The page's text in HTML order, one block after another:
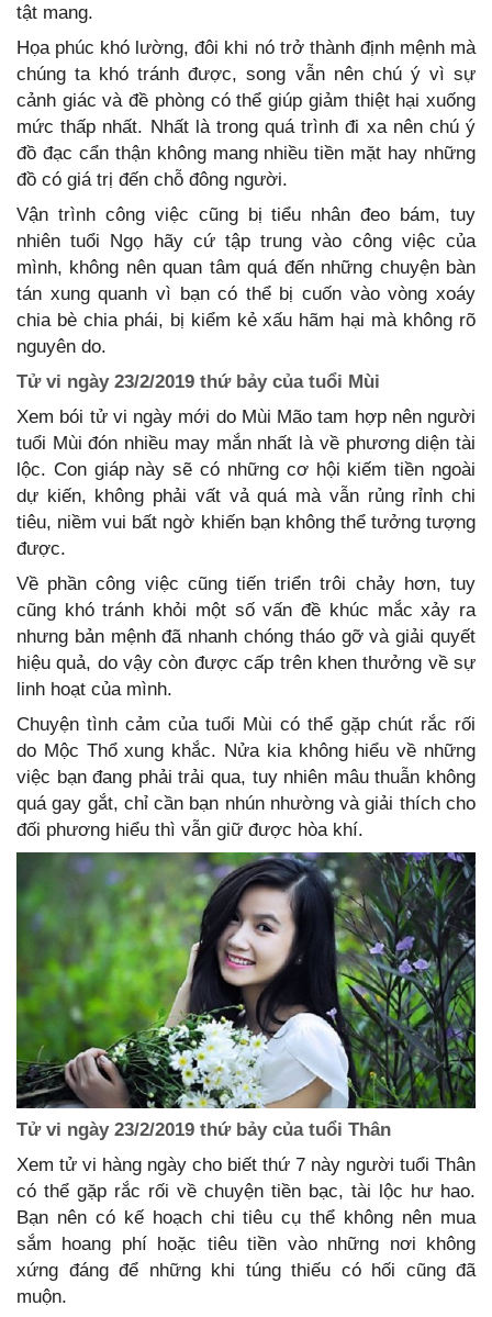
tật mang.
Họa phúc khó lường, đôi khi nó trở thành định mệnh mà
chúng ta khó tránh được, song vẫn nên chú ý vì sự
cảnh giác và đề phòng có thể giúp giảm thiệt hại xuống
mức thấp nhất. Nhất là trong quá trình đi xa nên chú ý
đồ đạc cẩn thận không mang nhiều tiền mặt hay những
đồ có giá trị đến chỗ đông người.
Vận trình công việc cũng bị tiểu nhân đeo bám, tuy
nhiên tuổi Ngọ hãy cứ tập trung vào công việc của
mình, không nên quan tâm quá đến những chuyện bàn
tán xung quanh vì bạn có thể bị cuốn vào vòng xoáy
chia bè chia phái, bị kiểm kẻ xấu hãm hại mà không rõ
nguyên do.
Tử vi ngày 23/2/2019 thứ bảy của tuổi Mùi
Xem bói tử vi ngày mới do Mùi Mão tam hợp nên người
tuổi Mùi đón nhiều may mắn nhất là về phương diện tài
lộc. Con giáp này sẽ có những cơ hội kiếm tiền ngoài
dự kiến, không phải vất vả quá mà vẫn rủng rỉnh chi
tiêu, niềm vui bất ngờ khiến bạn không thể tưởng tượng
được.
Về phần công việc cũng tiến triển trôi chảy hơn, tuy
cũng khó tránh khỏi một số vấn đề khúc mắc xảy ra
nhưng bản mệnh đã nhanh chóng tháo gỡ và giải quyết
hiệu quả, do vậy còn được cấp trên khen thưởng về sự
linh hoạt của mình.
Chuyện tình cảm của tuổi Mùi có thể gặp chút rắc rối
do Mộc Thổ xung khắc. Nửa kia không hiểu về những
việc bạn đang phải trải qua, tuy nhiên mâu thuẫn không
quá gay gắt, chỉ cần bạn nhún nhường và giải thích cho
đối phương hiểu thì vẫn giữ được hòa khí.
Tử vi ngày 23/2/2019 thứ bảy của tuổi Thân
Xem tử vi hàng ngày cho biết thứ 7 này người tuổi Thân
có thể gặp rắc rối về chuyện tiền bạc, tài lộc hư hao.
Bạn nên có kế hoạch chi tiêu cụ thể không nên mua
sắm hoang phí hoặc tiêu tiền vào những nơi không
xứng đáng để những khi túng thiếu có hối cũng đã
muộn.